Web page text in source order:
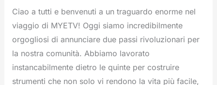
Ciao a tutti e benvenuti a un traguardo enorme nel
viaggio di MYETV! Oggi siamo incredibilmente
orgogliosi di annunciare due passi rivoluzionari per
la nostra comunità. Abbiamo lavorato
instancabilmente dietro le quinte per costruire
strumenti che non solo vi rendono la vita più facile,